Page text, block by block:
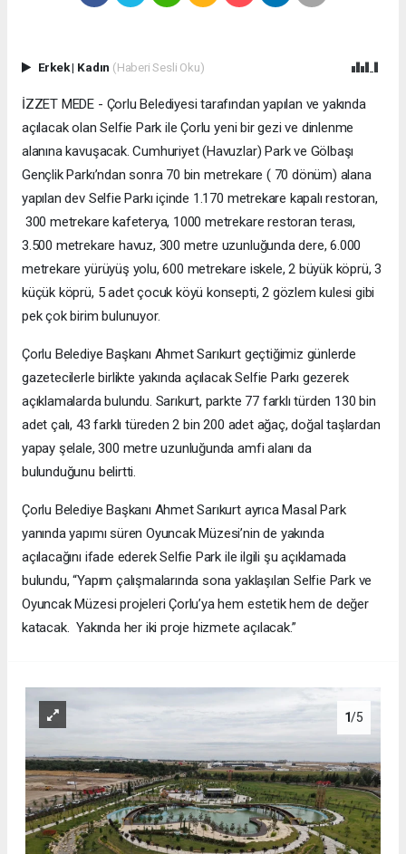
Erkek| Kadın (Haberi Sesli Oku)
İZZET MEDE - Çorlu Belediyesi tarafından yapılan ve yakında
açılacak olan Selfie Park ile Çorlu yeni bir gezi ve dinlenme
alanına kavuşacak. Cumhuriyet (Havuzlar) Park ve Gölbaşı
Gençlik Parkı’ndan sonra 70 bin metrekare ( 70 dönüm) alana
yapılan dev Selfie Parkı içinde 1.170 metrekare kapalı restoran,
300 metrekare kafeterya, 1000 metrekare restoran terası,
3.500 metrekare havuz, 300 metre uzunluğunda dere, 6.000
metrekare yürüyüş yolu, 600 metrekare iskele, 2 büyük köprü, 3
küçük köprü, 5 adet çocuk köyü konsepti, 2 gözlem kulesi gibi
pek çok birim bulunuyor.
Çorlu Belediye Başkanı Ahmet Sarıkurt geçtiğimiz günlerde
gazetecilerle birlikte yakında açılacak Selfie Parkı gezerek
açıklamalarda bulundu. Sarıkurt, parkte 77 farklı türden 130 bin
adet çalı, 43 farklı türeden 2 bin 200 adet ağaç, doğal taşlardan
yapay şelale, 300 metre uzunluğunda amfi alanı da
bulunduğunu belirtti.
Çorlu Belediye Başkanı Ahmet Sarıkurt ayrıca Masal Park
yanında yapımı süren Oyuncak Müzesi’nin de yakında
açılacağını ifade ederek Selfie Park ile ilgili şu açıklamada
bulundu, “Yapım çalışmalarında sona yaklaşılan Selfie Park ve
Oyuncak Müzesi projeleri Çorlu’ya hem estetik hem de değer
katacak. Yakında her iki proje hizmete açılacak.”
1/5